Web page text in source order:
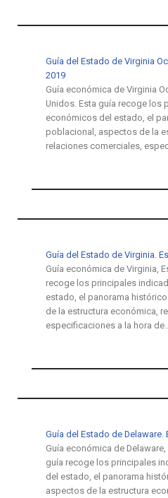
Guía del Estado de Virginia
2019
Guía económica de Virginia
Unidos. Esta guía recoge los
económicos del estado, el
poblacional, aspectos de la
relaciones comerciales,
Guía del Estado de Virginia.
Guía económica de Virginia,
recoge los principales
estado, el panorama
de la estructura económica,
especificaciones a la hora
Guía del Estado de
Guía económica de
guía recoge los principales
del estado, el panorama
aspectos de la estructura